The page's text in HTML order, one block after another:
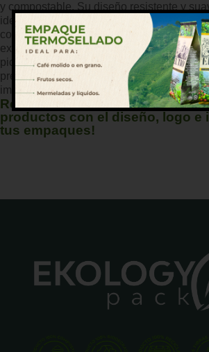
y compostable. Su diseño resistente y
ideal para todo tipo de alimentos, desde
comidas calientes. Libre de plásticos y
excelente alternativa sostenible para
picnics o servicios de comida para llevar.
presentación rústica y elegante, al mismo
impacto ambiental.
Recuerda que podemos
productos con el diseño, logo e
tus empaques!